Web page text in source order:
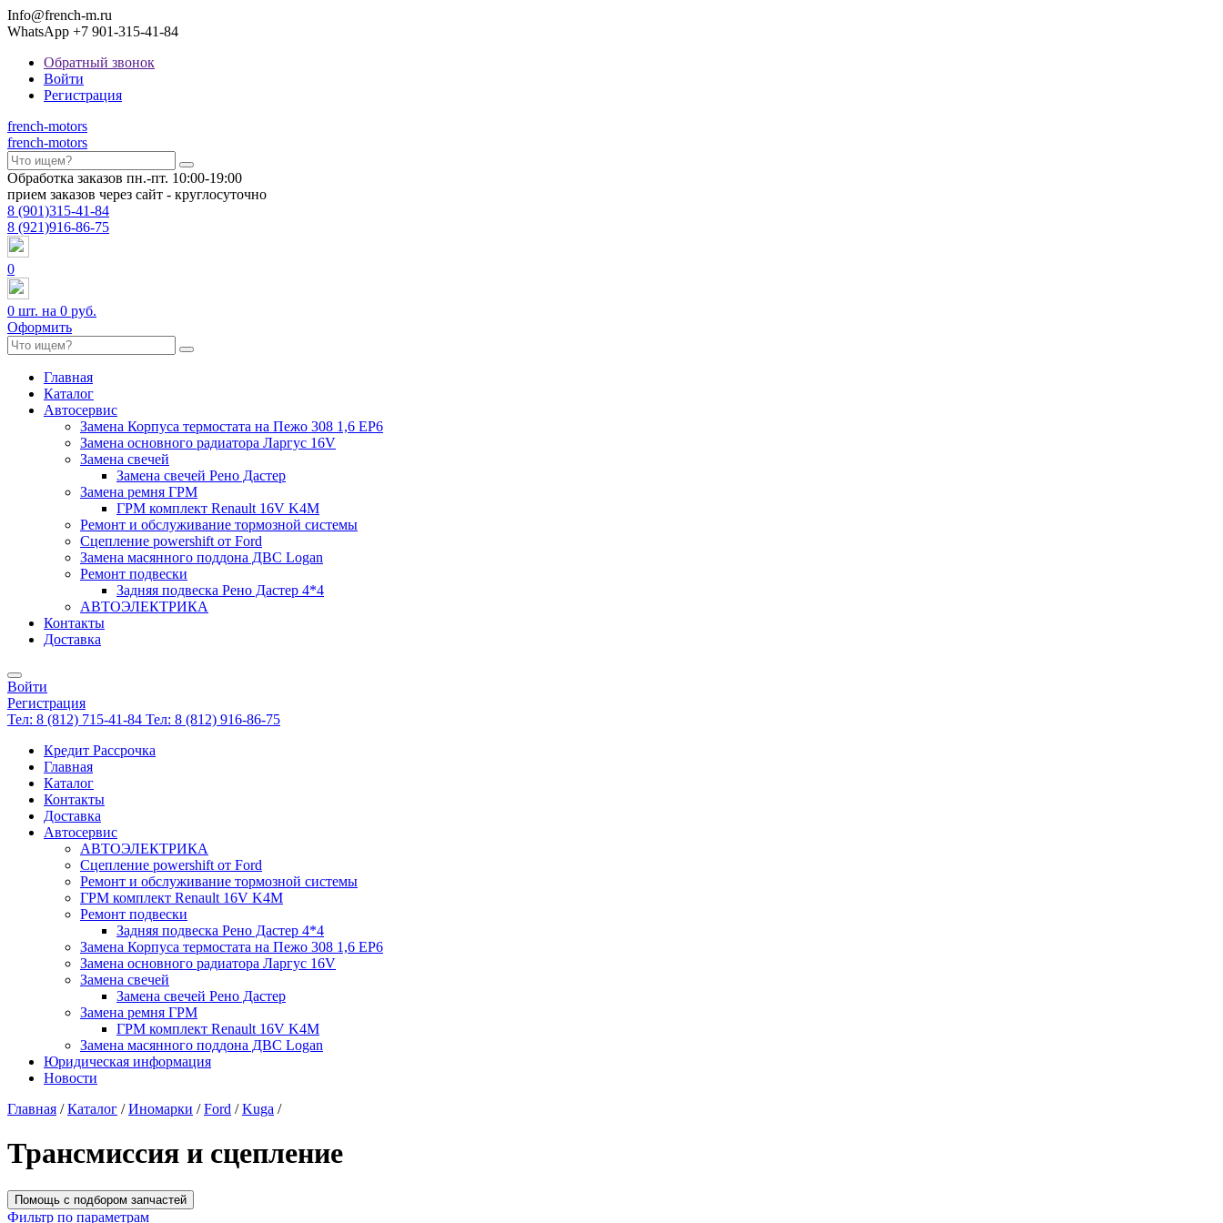
Info@french-m.ru
WhatsApp +7 901-315-41-84
Обратный звонок
Войти
Регистрация
french-motors
french-motors
Обработка заказов пн.-пт. 10:00-19:00
прием заказов через сайт - круглосуточно
8 (901)315-41-84
8 (921)916-86-75
0
0 шт. на 0 руб.
Оформить
Главная
Каталог
Автосервис
Замена Корпуса термостата на Пежо 308 1,6 EP6
Замена основного радиатора Ларгус 16V
Замена свечей
Замена свечей Рено Дастер
Замена ремня ГРМ
ГРМ комплект Renault 16V K4M
Ремонт и обслуживание тормозной системы
Сцепление powershift от Ford
Замена масянного поддона ДВС Logan
Ремонт подвески
Задняя подвеска Рено Дастер 4*4
АВТОЭЛЕКТРИКА
Контакты
Доставка
Войти
Регистрация
Тел: 8 (812) 715-41-84 Тел: 8 (812) 916-86-75
Кредит Рассрочка
Главная
Каталог
Контакты
Доставка
Автосервис
АВТОЭЛЕКТРИКА
Сцепление powershift от Ford
Ремонт и обслуживание тормозной системы
ГРМ комплект Renault 16V K4M
Ремонт подвески
Задняя подвеска Рено Дастер 4*4
Замена Корпуса термостата на Пежо 308 1,6 EP6
Замена основного радиатора Ларгус 16V
Замена свечей
Замена свечей Рено Дастер
Замена ремня ГРМ
ГРМ комплект Renault 16V K4M
Замена масянного поддона ДВС Logan
Юридическая информация
Новости
Главная / Каталог / Иномарки / Ford / Kuga /
Трансмиссия и сцепление
Помощь с подбором запчастей
Фильтр по параметрам